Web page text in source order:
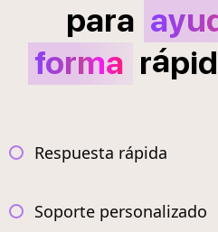
para
forma rá
Respuesta rápida
Soporte personalizado